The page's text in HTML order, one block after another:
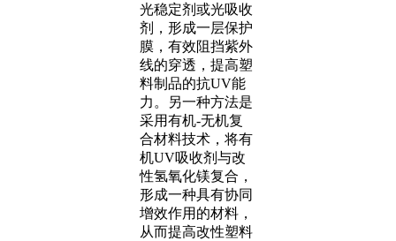
光稳定剂或光吸收
剂，形成一层保护
膜，有效阻挡紫外
线的穿透，提高塑
料制品的抗UV能
力。另一种方法是
采用有机-无机复
合材料技术，将有
机UV吸收剂与改
性氢氧化镁复合，
形成一种具有协同
增效作用的材料，
从而提高改性塑料